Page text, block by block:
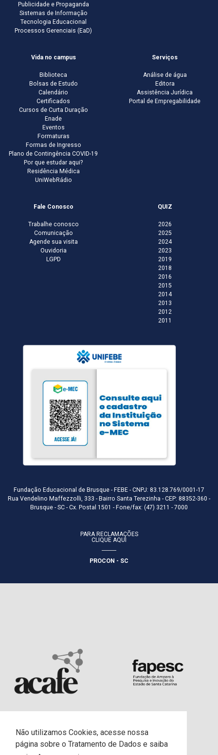
Não utilizamos Cookies, acesse nossa
página sobre o Tratamento de Dados e saiba
Publicidade e Propaganda
Sistemas de Informação
Tecnologia Educacional
Processos Gerenciais (EaD)
Vida no campus
Biblioteca
Bolsas de Estudo
Calendário
Certificados
Cursos de Curta Duração
Enade
Eventos
Formaturas
Formas de Ingresso
Plano de Contingência COVID-19
Por que estudar aqui?
Residência Médica
UniWebRádio
Serviços
Análise de água
Editora
Assistência Jurídica
Portal de Empregabilidade
Fale Conosco
Trabalhe conosco
Comunicação
Agende sua visita
Ouvidoria
LGPD
QUIZ
2026
2025
2024
2023
2019
2018
2016
2015
2014
2013
2012
2011
Fundação Educacional de Brusque - FEBE - CNPJ: 83.128.769/0001-17
Rua Vendelino Maffezzolli, 333 - Bairro Santa Terezinha - CEP: 88352-360 -
Brusque - SC - Cx. Postal 1501 - Fone/fax: (47) 3211 - 7000
PARA RECLAMAÇÕES
CLIQUE AQUI
PROCON - SC